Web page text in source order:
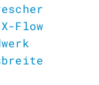
Flow